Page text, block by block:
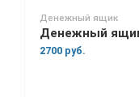
Денежный ящик
2700 руб.